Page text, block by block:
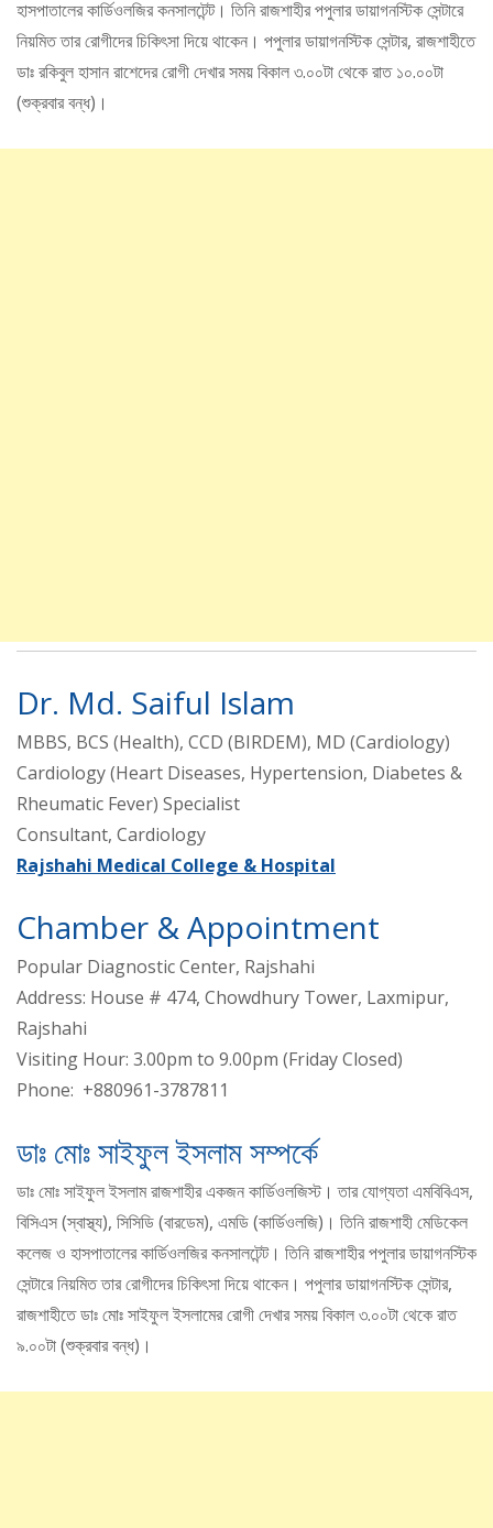
হাসপাতালের কার্ডিওলজির কনসালটেন্ট। তিনি রাজশাহীর পপুলার ডায়াগনস্টিক সেন্টারে
নিয়মিত তার রোগীদের চিকিৎসা দিয়ে থাকেন। পপুলার ডায়াগনস্টিক সেন্টার, রাজশাহীতে
ডাঃ রকিবুল হাসান রাশেদের রোগী দেখার সময় বিকাল ৩.০০টা থেকে রাত ১০.০০টা
(শুক্রবার বন্ধ)।
Dr. Md. Saiful Islam
MBBS, BCS (Health), CCD (BIRDEM), MD (Cardiology)
Cardiology (Heart Diseases, Hypertension, Diabetes &
Rheumatic Fever) Specialist
Consultant, Cardiology
Rajshahi Medical College & Hospital
Chamber & Appointment
Popular Diagnostic Center, Rajshahi
Address: House # 474, Chowdhury Tower, Laxmipur,
Rajshahi
Visiting Hour: 3.00pm to 9.00pm (Friday Closed)
Phone: +880961-3787811
ডাঃ মোঃ সাইফুল ইসলাম সম্পর্কে
ডাঃ মোঃ সাইফুল ইসলাম রাজশাহীর একজন কার্ডিওলজিস্ট। তার যোগ্যতা এমবিবিএস,
বিসিএস (স্বাস্থ্য), সিসিডি (বারডেম), এমডি (কার্ডিওলজি)। তিনি রাজশাহী মেডিকেল
কলেজ ও হাসপাতালের কার্ডিওলজির কনসালটেন্ট। তিনি রাজশাহীর পপুলার ডায়াগনস্টিক
সেন্টারে নিয়মিত তার রোগীদের চিকিৎসা দিয়ে থাকেন। পপুলার ডায়াগনস্টিক সেন্টার,
রাজশাহীতে ডাঃ মোঃ সাইফুল ইসলামের রোগী দেখার সময় বিকাল ৩.০০টা থেকে রাত
৯.০০টা (শুক্রবার বন্ধ)।